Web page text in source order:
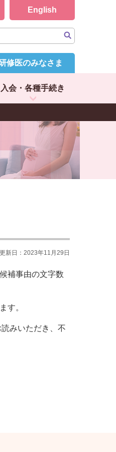
English
修医のみなさま
入会・各種手続き
新日：2023年11月29日
補事由の文字数
す。
みいただき、不